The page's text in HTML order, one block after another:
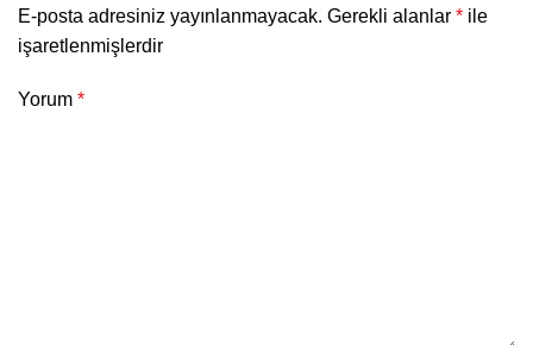
E-posta adresiniz yayınlanmayacak. Gerekli alanlar * ile
işaretlenmişlerdir
Yorum *